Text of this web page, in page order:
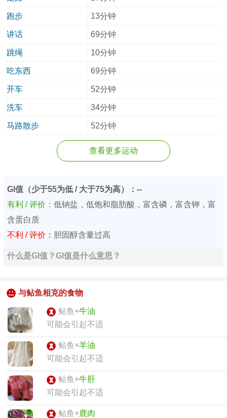
跑步 13分钟
讲话 69分钟
跳绳 10分钟
吃东西 69分钟
开车 52分钟
洗车 34分钟
马路散步 52分钟
查看更多运动
GI值（少于55为低 / 大于75为高）：--
有利 / 评价： 低钠盐，低饱和脂肪酸，富含磷，富含钾，富
含蛋白质
不利 / 评价： 胆固醇含量过高
什么是GI值？GI值是什么意思？
与鲇鱼相克的食物
鲇鱼+牛油
可能会引起不适
鲇鱼+羊油
可能会引起不适
鲇鱼+牛肝
可能会引起不适
鲇鱼+鹿肉